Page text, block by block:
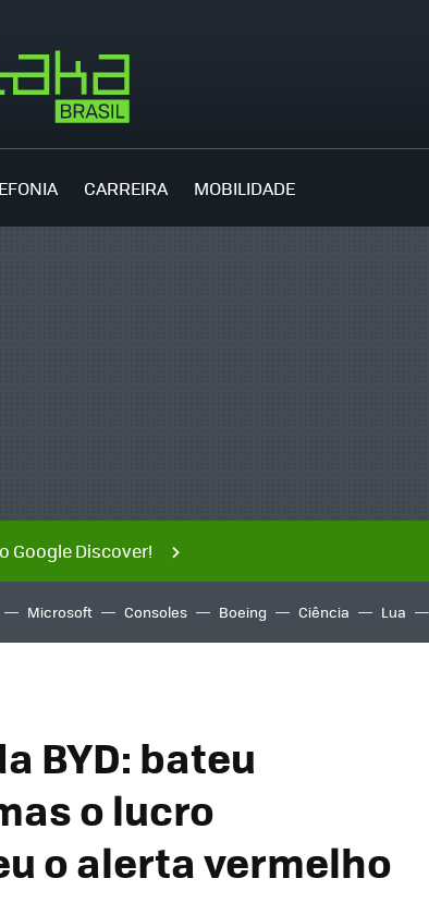
CARREIRA MOBILIDADE
Google Discover!
Microsoft Consoles Boeing Ciência Lua
BYD: bateu
o lucro
o alerta vermelho